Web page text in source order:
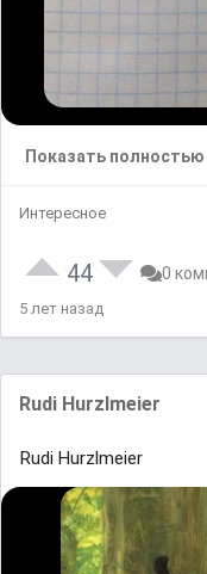
Показать полностью
Интересное
44 0
5 лет назад
Rudi Hurzlmeier
Rudi Hurzlmeier